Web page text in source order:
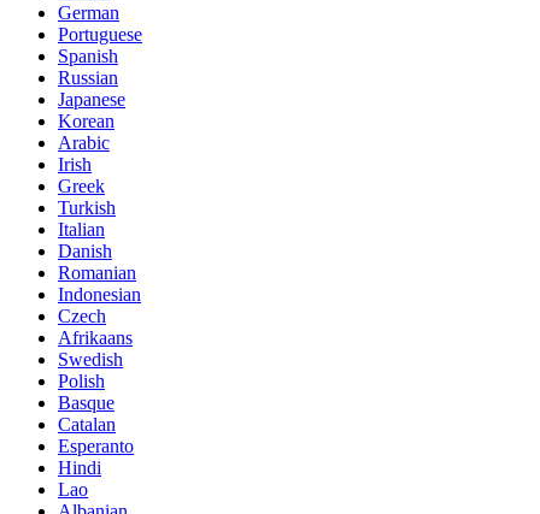
German
Portuguese
Spanish
Russian
Japanese
Korean
Arabic
Irish
Greek
Turkish
Italian
Danish
Romanian
Indonesian
Czech
Afrikaans
Swedish
Polish
Basque
Catalan
Esperanto
Hindi
Lao